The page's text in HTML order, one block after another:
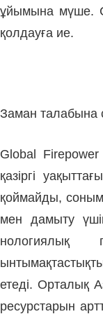
ұйымына мүше.
қолдауға ие.
Заман талабына
Global Firepower
қа­зіргі
қоймайды,
мен дамыту
нологиялық
етеді. Орталық
ре­сурстарын